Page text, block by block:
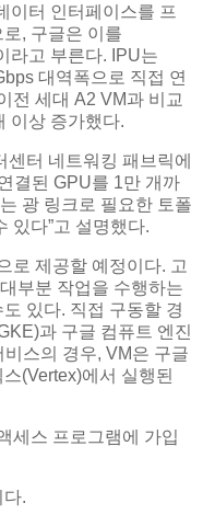
이터 인터페이스를 프
, 구글은 이를
라고 부른다. IPU는
대역폭으로 직접 연
전 세대 A2 VM과 비교
이상 증가했다.
터 네트워킹 패브릭에
결된 GPU를 1만 개까
광 링크로 필요한 토폴
있다”고 설명했다.
로 제공할 예정이다. 고
부분 작업을 수행하는
있다. 직접 구동할 경
과 구글 컴퓨트 엔진
스의 경우, VM은 구글
(Vertex)에서 실행된
세스 프로그램에 가입
.